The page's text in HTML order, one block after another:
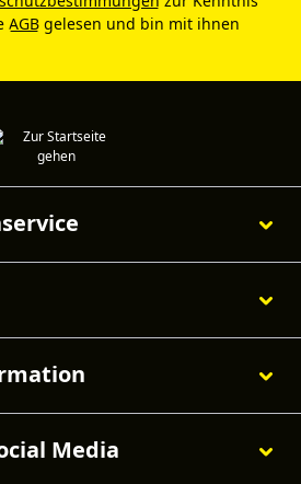
AGB gelesen und bin mit ihnen
Media